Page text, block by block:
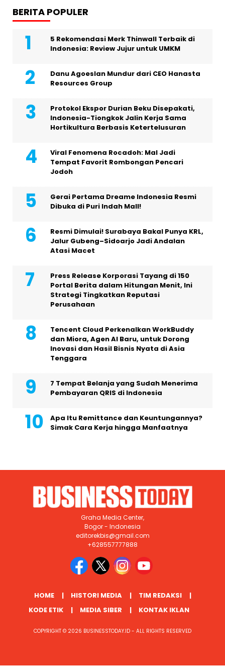
BERITA POPULER
5 Rekomendasi Merk Thinwall Terbaik di
Indonesia: Review Jujur untuk UMKM
Danu Agoeslan Mundur dari CEO Hanasta
Resources Group
Protokol Ekspor Durian Beku Disepakati,
Indonesia-Tiongkok Jalin Kerja Sama
Hortikultura Berbasis Ketertelusuran
Viral Fenomena Rocadoh: Mal Jadi
Tempat Favorit Rombongan Pencari
Jodoh
Gerai Pertama Dreame Indonesia Resmi
Dibuka di Puri Indah Mall!
Resmi Dimulai! Surabaya Bakal Punya KRL,
Jalur Gubeng–Sidoarjo Jadi Andalan
Atasi Macet
Press Release Korporasi Tayang di 150
Portal Berita dalam Hitungan Menit, Ini
Strategi Tingkatkan Reputasi
Perusahaan
Tencent Cloud Perkenalkan WorkBuddy
dan Miora, Agen AI Baru, untuk Dorong
Inovasi dan Hasil Bisnis Nyata di Asia
Tenggara
7 Tempat Belanja yang Sudah Menerima
Pembayaran QRIS di Indonesia
Apa Itu Remittance dan Keuntungannya?
Simak Cara Kerja hingga Manfaatnya
Graha Media Center,
Bogor - Indonesia
editorekbis@gmail.com
+628557777888
HOME HISTORI MEDIA
TIM REDAKSI
KODE ETIK
MEDIA SIBER KONTAK IKLAN
COPYRIGHT © 2026 BUSINESSTODAY.ID - ALL RIGHTS RESERVED